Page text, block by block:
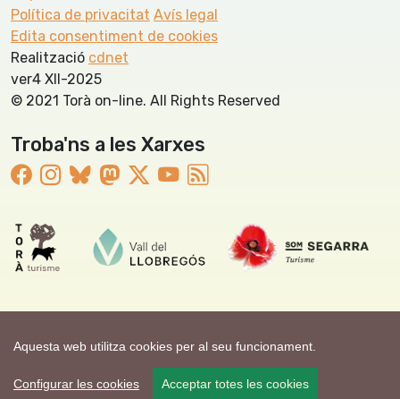
Aquesta web utilitza cookies per al seu funcionament.
Configurar les cookies Acceptar totes les cookies
Política de privacitat Avís legal
Edita consentiment de cookies
Realització cdnet
ver4 XII-2025
© 2021 Torà on-line. All Rights Reserved
Troba'ns a les Xarxes